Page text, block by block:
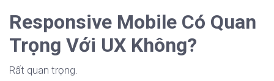
Responsive Mobile Có Quan
Trọng Với UX Không?
Rất quan trọng.